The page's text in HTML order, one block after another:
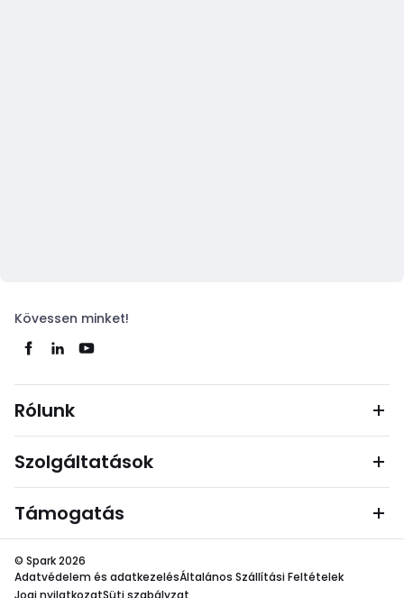
Kövessen minket!
Rólunk
Szolgáltatások
Támogatás
© Spark 2026
Adatvédelem és adatkezelésÁltalános Szállítási Feltételek
Jogi nyilatkozatSüti szabályzat